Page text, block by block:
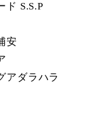
ド S.S.P
安
アダラハラ